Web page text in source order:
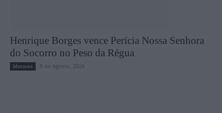
Henrique Borges vence Perícia Nossa Senhora
do Socorro no Peso da Régua
Motores 9 de Agosto, 2026